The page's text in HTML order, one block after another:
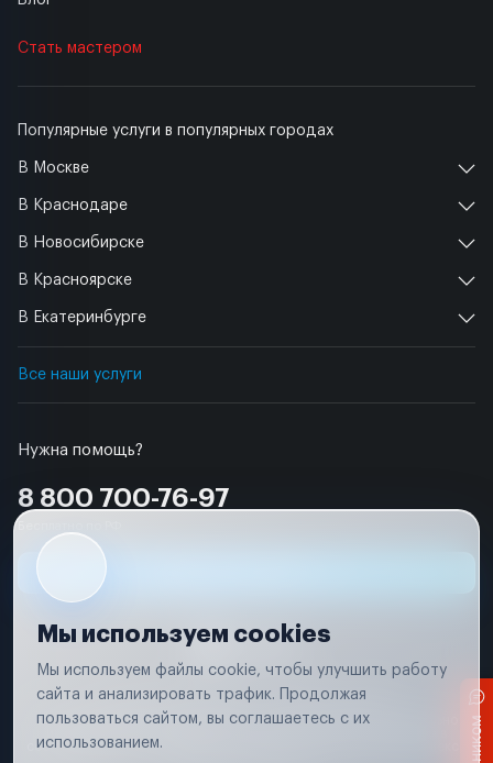
Нужна помощь?
8 800 700-76-97
Популярные услуги в популярных городах
В Москве
В Краснодаре
В Новосибирске
В Красноярске
В Екатеринбурге
Все наши услуги
Стать мастером
Условия использования
Удаление аккаунта
Вся информация, представленная на сайте, носит исключительно
соответствии с положениями статьи 437 (п. 2) Гражданского кодекса
Мы используем cookies
Мы используем файлы cookie, чтобы улучшить работу
сайта и анализировать трафик. Продолжая
пользоваться сайтом, вы соглашаетесь с их
использованием.